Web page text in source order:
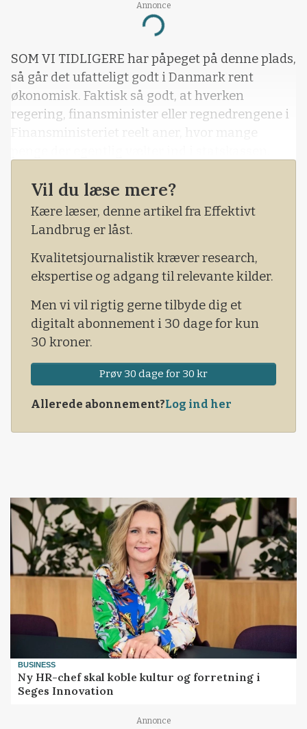
Annonce
Loading...
SOM VI TIDLIGERE har påpeget på denne plads,
så går det ufatteligt godt i Danmark rent
økonomisk. Faktisk så godt, at hverken
regering, finansminister eller regnedrengene i
Finansministeriet reelt aner, hvor mange
kistebeholdningen i deres prognoser. Så
enorme er skatteindtægterne her til lands, at
det synes at være umuligt at ramme rigtigt selv
milliardbeløb.
Vil du læse mere?
Kære læser, denne artikel fra Effektivt
Landbrug er låst.
Kvalitetsjournalistik kræver research,
ekspertise og adgang til relevante kilder.
Men vi vil rigtig gerne tilbyde dig et
digitalt abonnement i 30 dage for kun
30 kroner.
Prøv 30 dage for 30 kr
Allerede abonnement?Log ind her
BUSINESS
Ny HR-chef skal koble kultur og forretning i
Seges Innovation
Annonce